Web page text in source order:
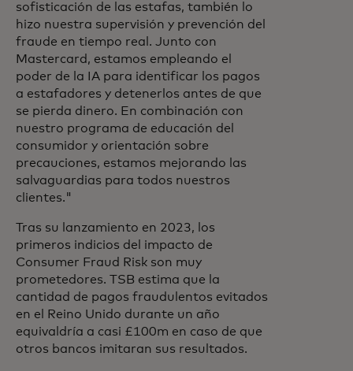
sofisticación de las estafas, también lo
hizo nuestra supervisión y prevención del
fraude en tiempo real. Junto con
Mastercard, estamos empleando el
poder de la IA para identificar los pagos
a estafadores y detenerlos antes de que
se pierda dinero. En combinación con
nuestro programa de educación del
consumidor y orientación sobre
precauciones, estamos mejorando las
salvaguardias para todos nuestros
clientes."
Tras su lanzamiento en 2023, los
primeros indicios del impacto de
Consumer Fraud Risk son muy
prometedores. TSB estima que la
cantidad de pagos fraudulentos evitados
en el Reino Unido durante un año
equivaldría a casi £100m en caso de que
otros bancos imitaran sus resultados.